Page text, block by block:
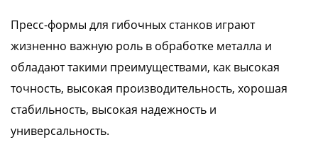
Пресс-формы для гибочных станков играют
жизненно важную роль в обработке металла и
обладают такими преимуществами, как высокая
точность, высокая производительность, хорошая
стабильность, высокая надежность и
универсальность.